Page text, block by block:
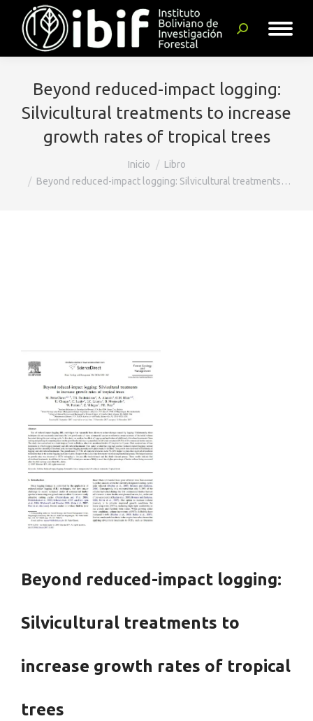
Buscar:
Beyond reduced-impact logging:
Silvicultural treatments to increase
growth rates of tropical trees
Inicio
Libro
Beyond reduced-impact logging: Silvicultural treatments…
Beyond reduced-impact logging:
Silvicultural treatments to
increase growth rates of tropical
trees